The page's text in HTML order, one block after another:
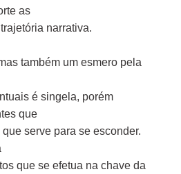
as
narrativa.
também um esmero pela
é singela, porém
que
serve para se esconder.
que se efetua na chave da